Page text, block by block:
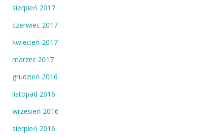
sierpień 2017
czerwiec 2017
kwiecień 2017
marzec 2017
grudzień 2016
listopad 2016
wrzesień 2016
sierpień 2016